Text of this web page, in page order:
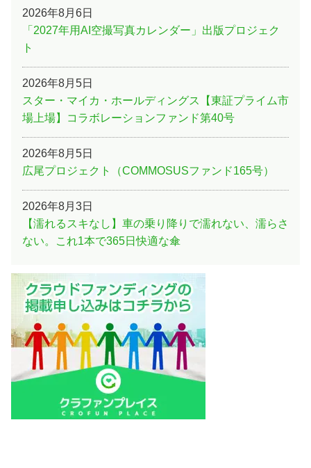
2026年8月6日
「2027年用AI空撮写真カレンダー」出版プロジェク
ト
2026年8月5日
スター・マイカ・ホールディングス【東証プライム市
場上場】コラボレーションファンド第40号
2026年8月5日
広尾プロジェクト（COMMOSUSファンド165号）
2026年8月3日
【濡れるスキなし】車の乗り降りで濡れない、濡らさ
ない。これ1本で365日快適な傘